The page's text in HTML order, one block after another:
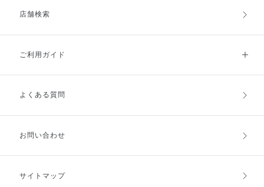
店舗検索
ご利用ガイド
ご利用ガイドトップ
お支払方法
キャンセル・返品・交換
よくある質問
お問い合わせ
サイトマップ